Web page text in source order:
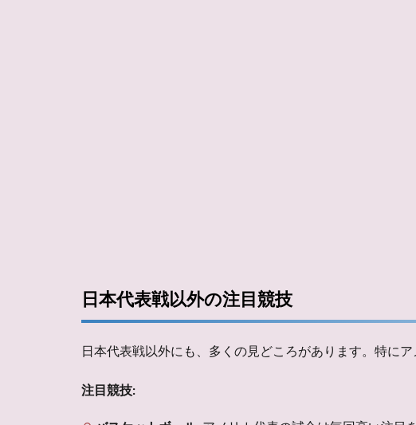
日本代表戦以外の注目競技
日本代表戦以外にも、多くの見どころがあります。特に
注目競技: